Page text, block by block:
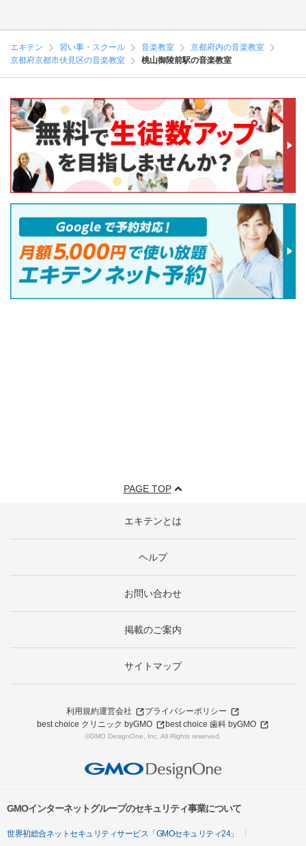
エキテン 習い事・スクール 音楽教室
京都府内の音楽教室
京都府京都市伏見区の音楽教室
桃山御陵前駅の音楽教室
PAGE TOP
エキテンとは
ヘルプ
お問い合わせ
掲載のご案内
サイトマップ
利用規約運営会社
プライバシーポリシー
best choice クリニック byGMO
best choice 歯科 byGMO
©GMO DesignOne, Inc. All Rights reserved.
GMOインターネットグループのセキュリティ事業について
世界初総合ネットセキュリティサービス「GMOセキュリティ24」